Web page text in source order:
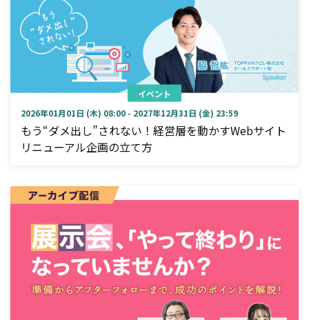
イベント
2026年01月01日 (木) 08:00 - 2027年12月31日 (金) 23:59
もう“ダメ出し”されない！経営層を動かすWebサイト
リニューアル企画の立て方